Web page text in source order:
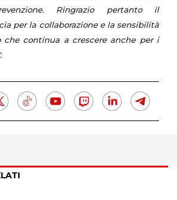
Ringrazio pertanto il
per la collaborazione e la sensibilità
che continua a crescere anche per i